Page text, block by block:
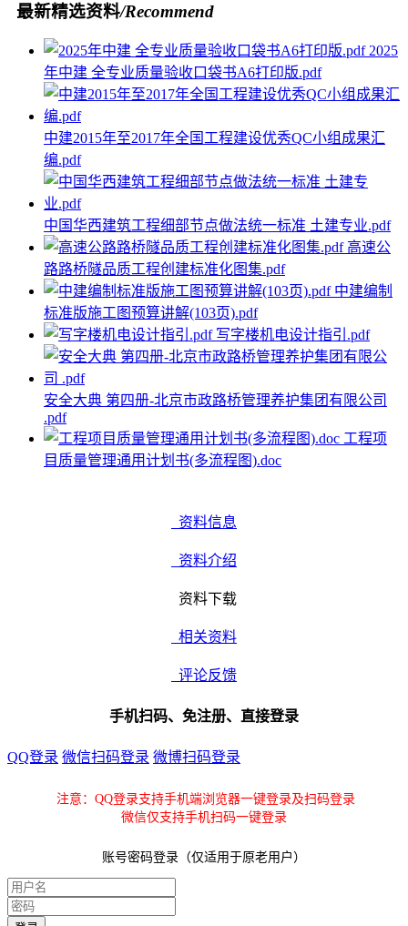
最新精选资料/Recommend
2025
年中建 全专业质量验收口袋书A6打印版.pdf
中建2015年至2017年全国工程建设优秀QC小组成果汇
编.pdf
中国华西建筑工程细部节点做法统一标准 土建专业.pdf
高速公
路路桥隧品质工程创建标准化图集.pdf
中建编制
标准版施工图预算讲解(103页).pdf
写字楼机电设计指引.pdf
安全大典 第四册-北京市政路桥管理养护集团有限公司
.pdf
工程项
目质量管理通用计划书(多流程图).doc
资料信息
资料介绍
资料下载
相关资料
评论反馈
手机扫码、免注册、直接登录
QQ登录 微信扫码登录 微博扫码登录
注意：QQ登录支持手机端浏览器一键登录及扫码登录
微信仅支持手机扫码一键登录
账号密码登录（仅适用于原老用户）